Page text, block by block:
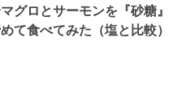
グロとサーモンを『砂糖』
て食べてみた（塩と比較）